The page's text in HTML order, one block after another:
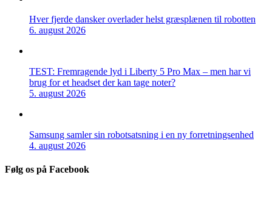
Hver fjerde dansker overlader helst græsplænen til robotten
6. august 2026
TEST: Fremragende lyd i Liberty 5 Pro Max – men har vi
brug for et headset der kan tage noter?
5. august 2026
Samsung samler sin robotsatsning i en ny forretningsenhed
4. august 2026
Følg os på Facebook